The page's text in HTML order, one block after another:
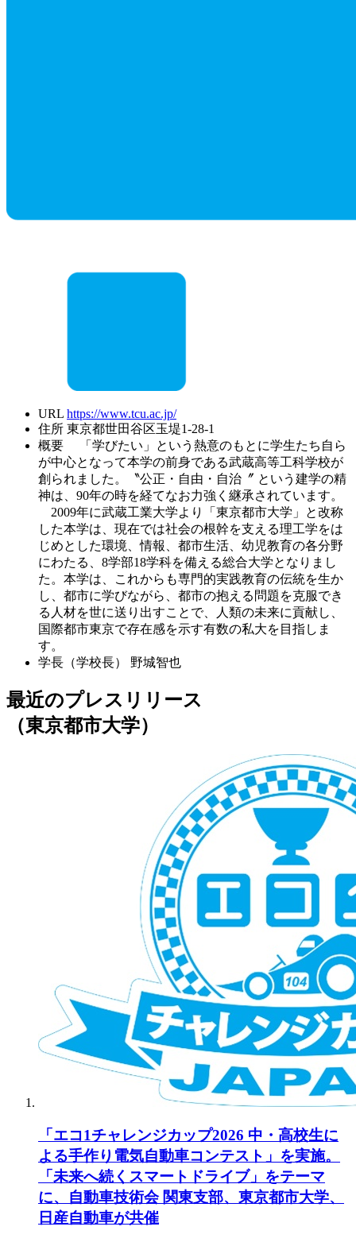
URL https://www.tcu.ac.jp/
住所 東京都世田谷区玉堤1-28-1
概要
「学びたい」という熱意のもとに学生たち自ら
が中心となって本学の前身である武蔵高等工科学校が
創られました。〝公正・自由・自治〞 という建学の精
神は、90年の時を経てなお力強く継承されています。
2009年に武蔵工業大学より「東京都市大学」と改称
した本学は、現在では社会の根幹を支える理工学をは
じめとした環境、情報、都市生活、幼児教育の各分野
にわたる、8学部18学科を備える総合大学となりまし
た。本学は、これからも専門的実践教育の伝統を生か
し、都市に学びながら、都市の抱える問題を克服でき
る人材を世に送り出すことで、人類の未来に貢献し、
国際都市東京で存在感を示す有数の私大を目指しま
す。
学長（学校長）
野城智也
最近のプレスリリース
（東京都市大学）
「エコ1チャレンジカップ2026 中・高校生に
よる手作り電気自動車コンテスト」を実施。
「未来へ続くスマートドライブ」をテーマ
に、自動車技術会 関東支部、東京都市大学、
日産自動車が共催